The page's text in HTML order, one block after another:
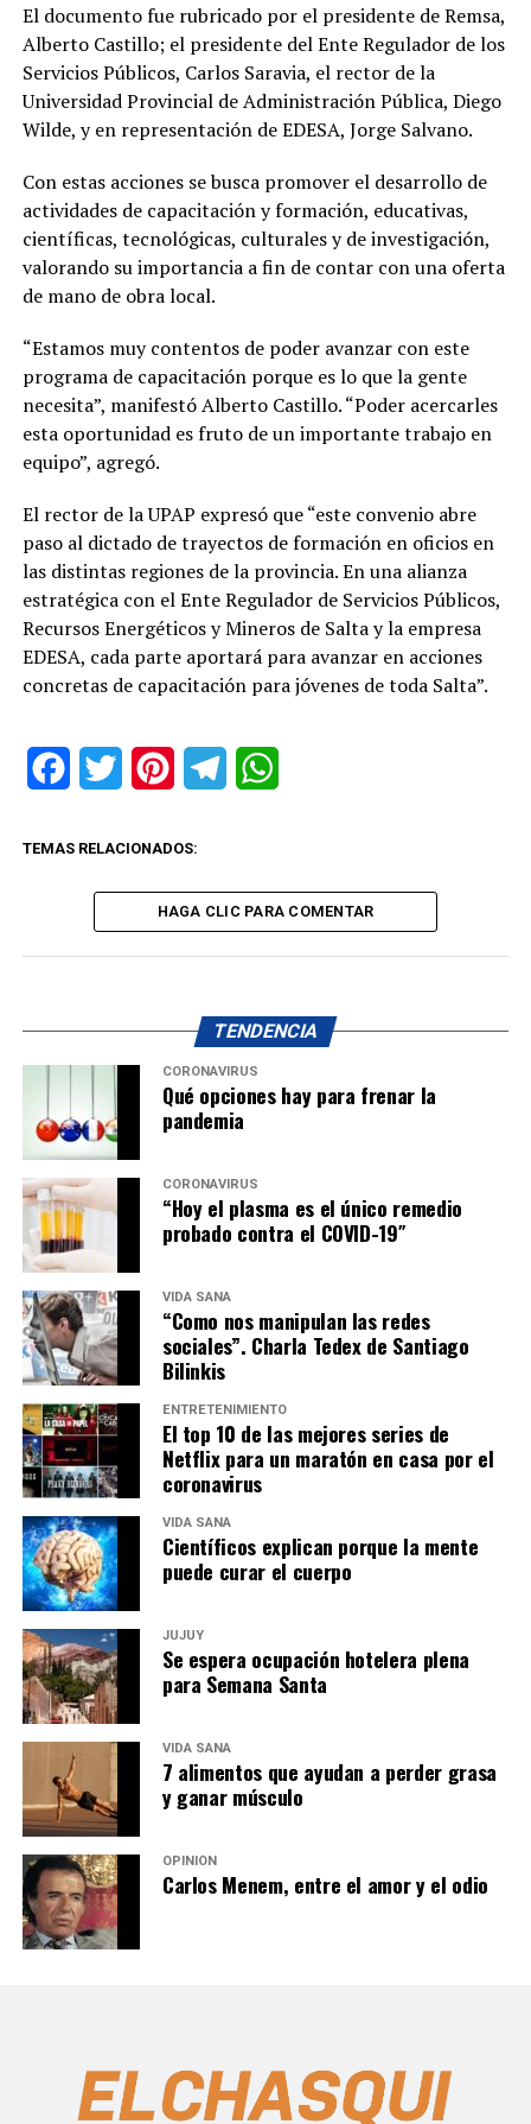
El documento fue rubricado por el presidente de Remsa,
Alberto Castillo; el presidente del Ente Regulador de los
Servicios Públicos, Carlos Saravia, el rector de la
Universidad Provincial de Administración Pública, Diego
Wilde, y en representación de EDESA, Jorge Salvano.
Con estas acciones se busca promover el desarrollo de
actividades de capacitación y formación, educativas,
científicas, tecnológicas, culturales y de investigación,
valorando su importancia a fin de contar con una oferta
de mano de obra local.
“Estamos muy contentos de poder avanzar con este
programa de capacitación porque es lo que la gente
necesita”, manifestó Alberto Castillo. “Poder acercarles
esta oportunidad es fruto de un importante trabajo en
equipo”, agregó.
El rector de la UPAP expresó que “este convenio abre
paso al dictado de trayectos de formación en oficios en
las distintas regiones de la provincia. En una alianza
estratégica con el Ente Regulador de Servicios Públicos,
Recursos Energéticos y Mineros de Salta y la empresa
EDESA, cada parte aportará para avanzar en acciones
concretas de capacitación para jóvenes de toda Salta”.
FacebookTwitter PinterestTelegram
TEMAS RELACIONADOS:
HAGA CLIC PARA COMENTAR
TENDENCIA
CORONAVIRUS
Qué opciones hay para frenar la
pandemia
CORONAVIRUS
“Hoy el plasma es el único remedio
probado contra el COVID-19″
VIDA SANA
“Como nos manipulan las redes
sociales”. Charla Tedex de Santiago
Bilinkis
ENTRETENIMIENTO
El top 10 de las mejores series de
Netflix para un maratón en casa por el
coronavirus
VIDA SANA
Científicos explican porque la mente
puede curar el cuerpo
JUJUY
Se espera ocupación hotelera plena
para Semana Santa
VIDA SANA
7 alimentos que ayudan a perder grasa
y ganar músculo
OPINIÓN
Carlos Menem, entre el amor y el odio